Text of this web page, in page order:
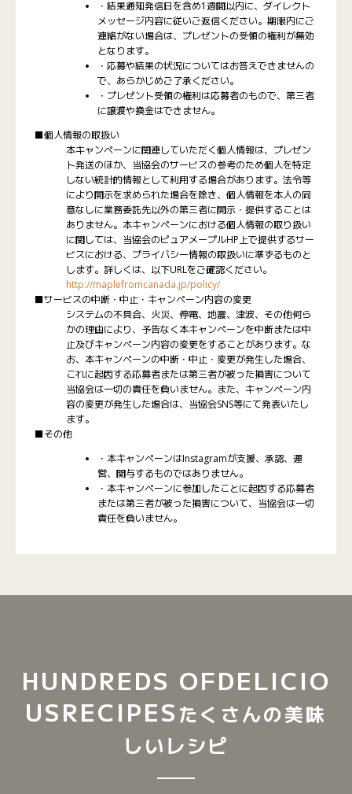
・結果通知発信日を含め1週間以内に、ダイレクト
メッセージ内容に従いご返信ください。期限内にご
連絡がない場合は、プレゼントの受領の権利が無効
となります。
・応募や結果の状況についてはお答えできませんの
で、あらかじめご了承ください。
・プレゼント受領の権利は応募者のもので、第三者
に譲渡や換金はできません。
■個人情報の取扱い
本キャンペーンに関連していただく個人情報は、プレゼン
ト発送のほか、当協会のサービスの参考のため個人を特定
しない統計的情報として利用する場合があります。法令等
により開示を求められた場合を除き、個人情報を本人の同
意なしに業務委託先以外の第三者に開示・提供することは
ありません。本キャンペーンにおける個人情報の取り扱い
に関しては、当協会のピュアメープルHP上で提供するサー
ビスにおける、プライバシー情報の取扱いに準ずるものと
します。詳しくは、以下URLをご確認ください。
http://maplefromcanada.jp/policy/
■サービスの中断・中止・キャンペーン内容の変更
システムの不具合、火災、停電、地震、津波、その他何ら
かの理由により、予告なく本キャンペーンを中断または中
止及びキャンペーン内容の変更をすることがあります。な
お、本キャンペーンの中断・中止・変更が発生した場合、
これに起因する応募者または第三者が被った損害について
当協会は一切の責任を負いません。また、キャンペーン内
容の変更が発生した場合は、当協会SNS等にて発表いたし
ます。
■その他
・本キャンペーンはInstagramが支援、承認、運
営、関与するものではありません。
・本キャンペーンに参加したことに起因する応募者
または第三者が被った損害について、当協会は一切
責任を負いません。
HUNDREDS OFDELICIO
USRECIPES たくさんの美味
しいレシピ